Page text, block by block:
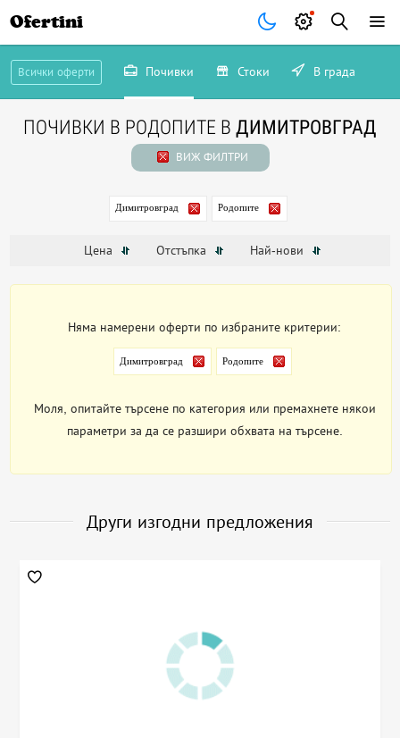
Ofertini
Всички оферти Почивки Стоки В града
ПОЧИВКИ В РОДОПИТЕ В ДИМИТРОВГРАД
ВИЖ ФИЛТРИ
Димитровград Родопите
Цена Отстъпка Най-нови
Няма намерени оферти по избраните критерии:
Димитровград Родопите
Моля, опитайте търсене по категория или премахнете някои
параметри за да се разшири обхвата на търсене.
Други изгодни предложения